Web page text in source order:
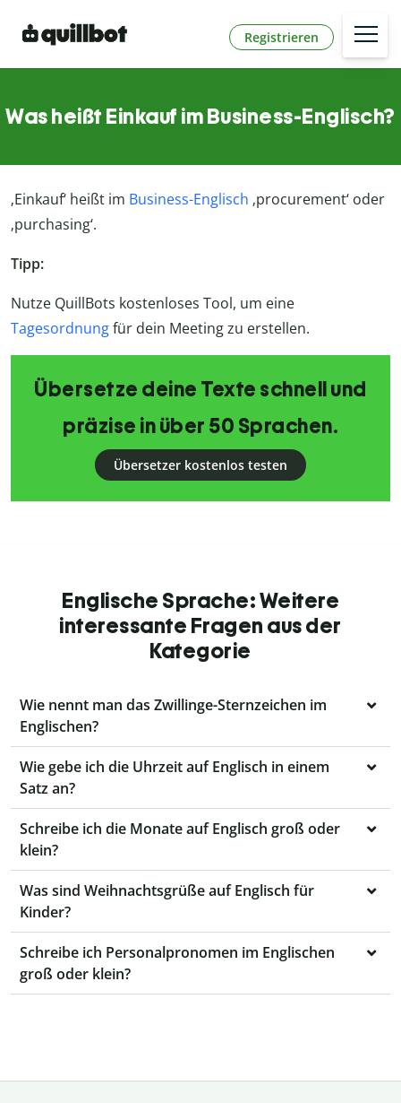
Registrieren
Was heißt Einkauf im Business-Englisch?
‚Einkauf‘ heißt im Business-Englisch ‚procurement‘ oder
‚purchasing‘.
Tipp:
Nutze QuillBots kostenloses Tool, um eine
Tagesordnungfür dein Meeting zu erstellen.
Übersetze deine Texte schnell und
präzise in über 50 Sprachen.
Übersetzer kostenlos testen
Englische Sprache: Weitere
interessante Fragen aus der
Kategorie
Wie nennt man das Zwillinge-Sternzeichen im
Englischen?
Wie gebe ich die Uhrzeit auf Englisch in einem
Satz an?
Schreibe ich die Monate auf Englisch groß oder
klein?
Was sind Weihnachtsgrüße auf Englisch für
Kinder?
Schreibe ich Personalpronomen im Englischen
groß oder klein?